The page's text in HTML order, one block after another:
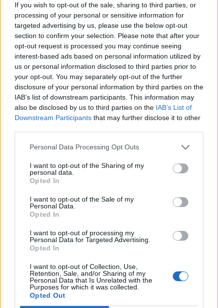
If you wish to opt-out of the sale, sharing to third parties, or
processing of your personal or sensitive information for
targeted advertising by us, please use the below opt-out
section to confirm your selection. Please note that after your
opt-out request is processed you may continue seeing
interest-based ads based on personal information utilized by
us or personal information disclosed to third parties prior to
your opt-out. You may separately opt-out of the further
disclosure of your personal information by third parties on the
IAB’s list of downstream participants. This information may
also be disclosed by us to third parties on the IAB’s List of
Downstream Participants that may further disclose it to other
Personal Data Processing Opt Outs
I want to opt-out of the Sharing of my
personal data.
Opted In
I want to opt-out of the Sale of my
Personal Data.
Opted In
I want to opt-out of processing my
Personal Data for Targeted Advertising.
Opted In
I want to opt-out of Collection, Use,
Retention, Sale, and/or Sharing of my
Personal Data that Is Unrelated with the
Purposes for which it was collected.
Opted Out
Zabytki świata - kojarzysz wszystkie?
Geografia
Czy rozpoznasz, w którym kraju
wykonano to zd...
Czy dopasujesz budowlę do miasta, w
którym si...
Łamigłówki